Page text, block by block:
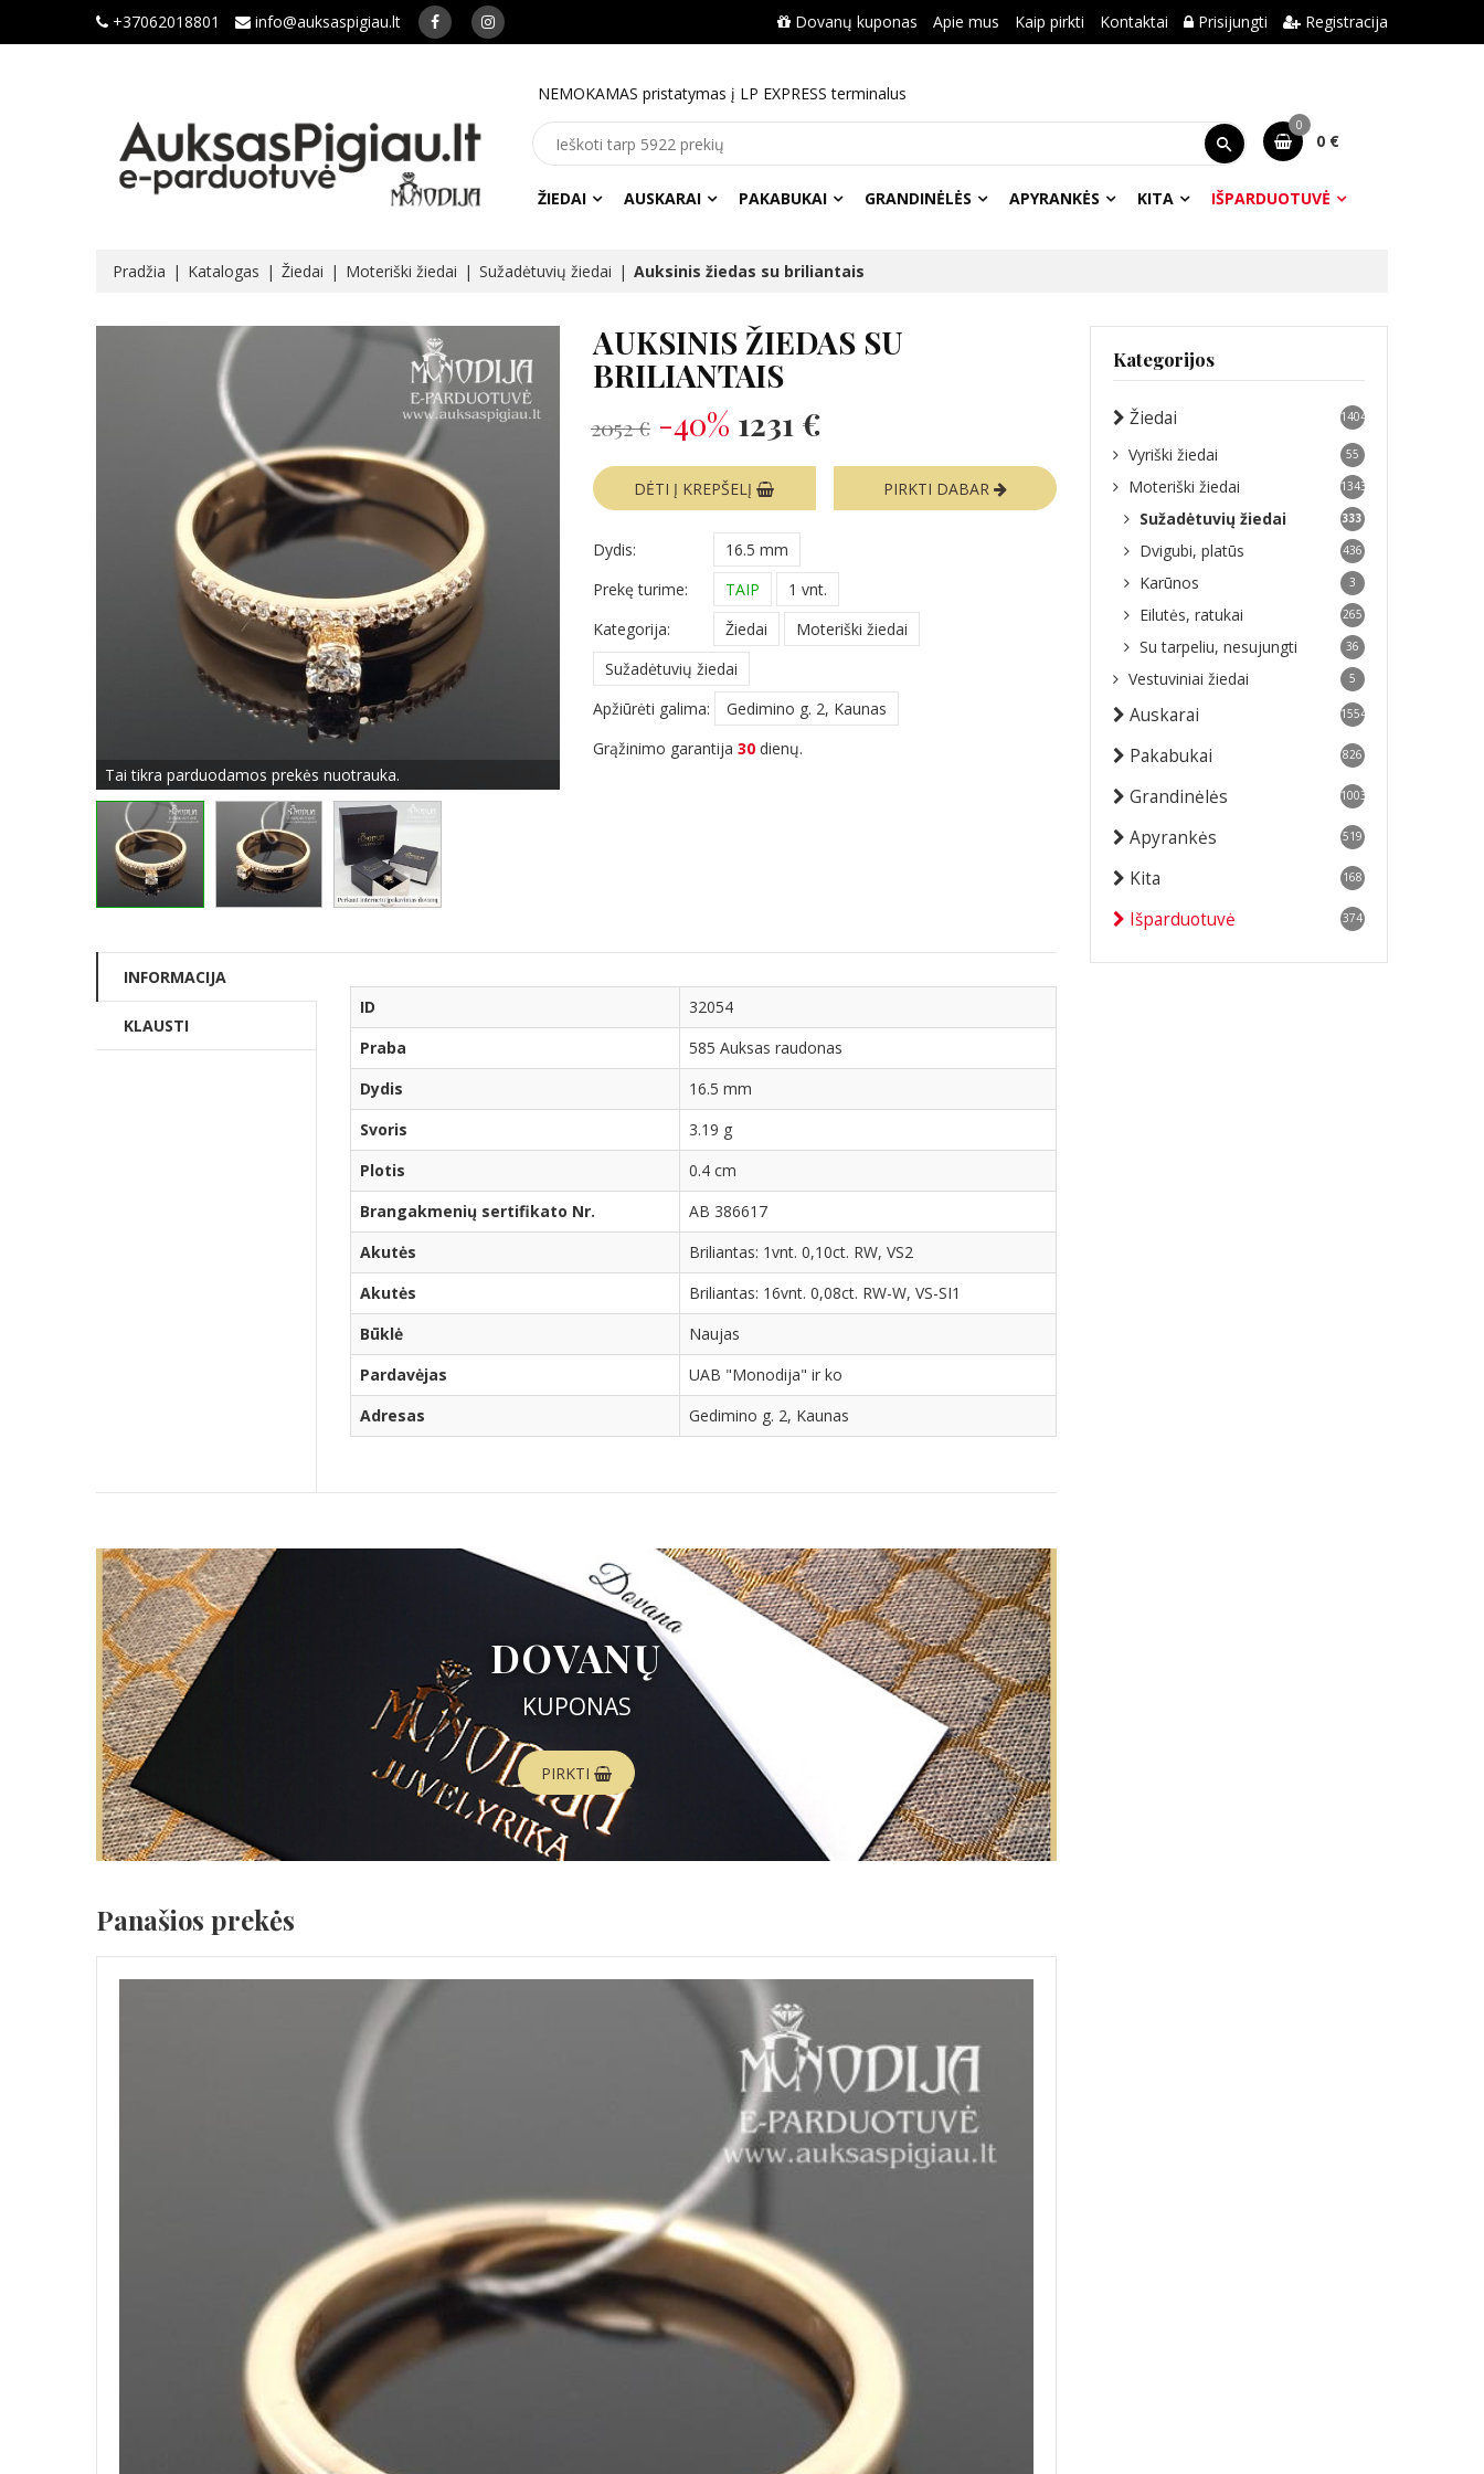
+37062018801 info@auksaspigiau.lt Dovanų kuponas Apie mus Kaip pirkti Kontaktai Prisijungti Registracija
NEMOKAMAS pristatymas į LP EXPRESS terminalus
0
0 €
ŽIEDAI AUSKARAI PAKABUKAI GRANDINĖLĖS APYRANKĖS KITA IŠPARDUOTUVĖ
Pradžia Katalogas Žiedai Moteriški žiedai Sužadėtuvių žiedai Auksinis žiedas su briliantais
Tai tikra parduodamos prekės nuotrauka.
AUKSINIS ŽIEDAS SU
BRILIANTAIS
2052 € -40% 1231 €
DĖTI Į KREPŠELĮ PIRKTI DABAR
Dydis:
16.5 mm
Prekę turime:
TAIP
1 vnt.
Kategorija:
Žiedai
Moteriški žiedai
Sužadėtuvių žiedai
Apžiūrėti galima:
Gedimino g. 2, Kaunas
Grąžinimo garantija 30 dienų.
INFORMACIJA
KLAUSTI
ID
32054
Praba
585 Auksas raudonas
Dydis
16.5 mm
Svoris
3.19 g
Plotis
0.4 cm
Brangakmenių sertifikato Nr.
AB 386617
Akutės
Briliantas: 1vnt. 0,10ct. RW, VS2
Akutės
Briliantas: 16vnt. 0,08ct. RW-W, VS-SI1
Būklė
Naujas
Pardavėjas
UAB "Monodija" ir ko
Adresas
Gedimino g. 2, Kaunas
DOVANŲ
KUPONAS
PIRKTI
Panašios prekės
Kategorijos
Žiedai 1404
Vyriški žiedai 55
Moteriški žiedai 1343
Sužadėtuvių žiedai 333
Dvigubi, platūs 436
Karūnos 3
Eilutės, ratukai 265
Su tarpeliu, nesujungti 36
Vestuviniai žiedai 5
Auskarai 1554
Pakabukai 826
Grandinėlės 1003
Apyrankės 519
Kita 168
Išparduotuvė 374